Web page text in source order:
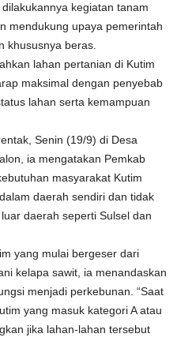
kegiatan tanam
mendukung upaya pemerintah
khususnya beras.
lahan pertanian di Kutim
maksimal dengan penyebab
lahan serta kemampuan
Senin (19/9) di Desa
ia mengatakan Pemkab
masyarakat Kutim
daerah sendiri dan tidak
daerah seperti Sulsel dan
yang mulai bergeser dari
kelapa sawit, ia menandaskan
menjadi perkebunan. “Saat
yang masuk kategori A atau
jika lahan-lahan tersebut